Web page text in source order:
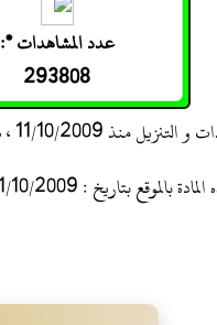
عدد المشاهدات *:
293808
العدد لمجموع المواد المتعلقة بموضوع المادة
بتاريخ : 11/10/2009